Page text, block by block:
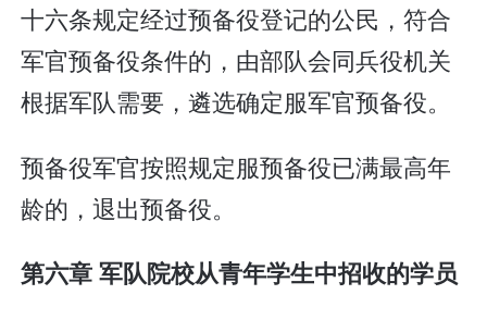
十六条规定经过预备役登记的公民，符合
军官预备役条件的，由部队会同兵役机关
根据军队需要，遴选确定服军官预备役。
预备役军官按照规定服预备役已满最高年
龄的，退出预备役。
第六章 军队院校从青年学生中招收的学员